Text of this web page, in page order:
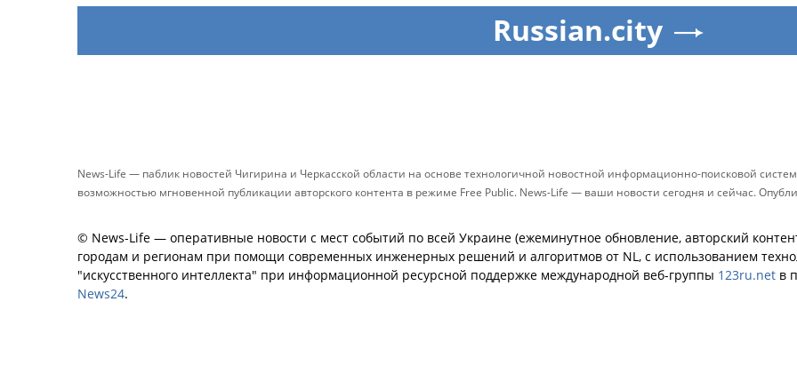
Russian.city
News-Life — паблик новостей Чигирина и Черкасской области на основе технологичной новостной информационно-поисковой
возможностью мгновенной публикации авторского контента в режиме Free Public. News-Life — ваши новости сегодня и сейчас.
© News-Life — оперативные новости с мест событий по всей Украине (ежеминутное обновление, авторский
городам и регионам при помощи современных инженерных решений и алгоритмов от NL, с использованием
"искусственного интеллекта" при информационной ресурсной поддержке международной веб-группы 123ru.net в
News24.